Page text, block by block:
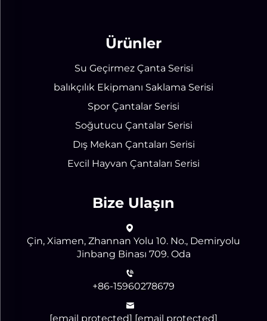
Ürünler
Su Geçirmez Çanta Serisi
balıkçılık Ekipmanı Saklama Serisi
Spor Çantalar Serisi
Soğutucu Çantalar Serisi
Dış Mekan Çantaları Serisi
Evcil Hayvan Çantaları Serisi
Bize Ulaşın
Çin, Xiamen, Zhannan Yolu 10. No., Demiryolu
Jinbang Binası 709. Oda
+86-15960278679
[email protected] [email protected]